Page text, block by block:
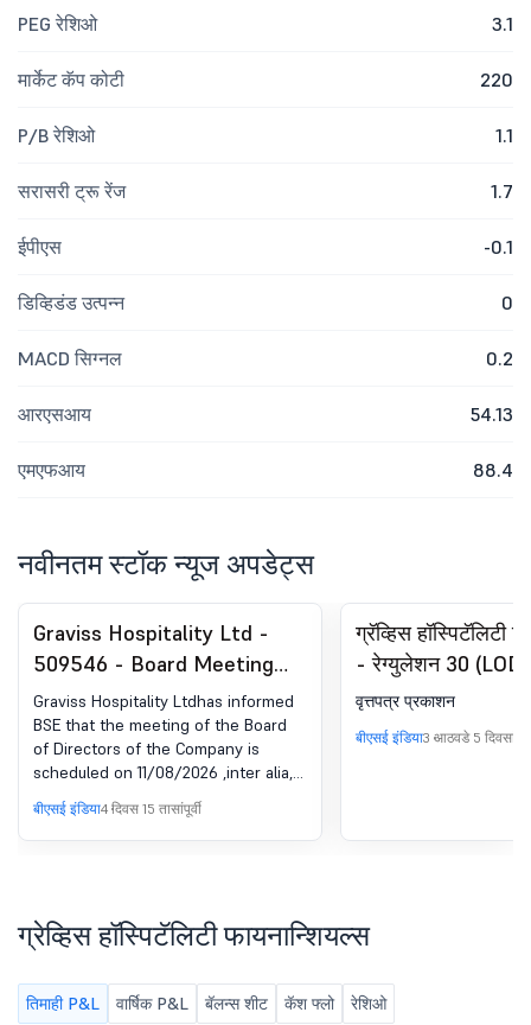
PEG रेशिओ 3.1
मार्केट कॅप कोटी 220
P/B रेशिओ 1.1
सरासरी ट्रू रेंज 1.7
ईपीएस -0.1
डिव्हिडंड उत्पन्न 0
MACD सिग्नल 0.2
आरएसआय 54.13
एमएफआय 88.4
नवीनतम स्टॉक न्यूज अपडेट्स
Graviss Hospitality Ltd -
509546 - Board Meeting
Intimation for Intimation Of
Board Meeting For Approval
Of Un-Audited Standalone
And Consolidated Financial
Results For The Quarter
Ended 30Th June, 2026.
Graviss Hospitality Ltdhas informed
BSE that the meeting of the Board
of Directors of the Company is
scheduled on 11/08/2026 ,inter alia,
to consider and approve Intimation
of Board Meeting for approval of
Un-Audited Standalone and
बीएसई इंडिया4 दिवस 15 तासांपूर्वी
ग्रॅव्हिस
- रेग्युलेशन 30
घोषणा - न्यूजपेपर
वृत्तपत्र प्रकाशन
बीएसई इंडिया3 आठवडे 5
ग्रेव्हिस हॉस्पिटॅलिटी फायनान्शियल्स
तिमाही P&L वार्षिक P&L बॅलन्स शीट कॅश फ्लो रेशिओ